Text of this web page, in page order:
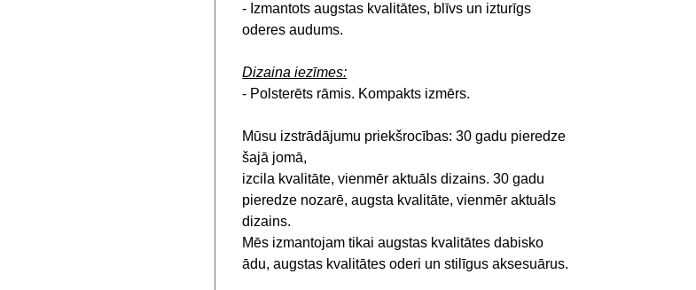
- Izmantots augstas kvalitātes, blīvs un izturīgs
oderes audums.
Dizaina iezīmes:
- Polsterēts rāmis. Kompakts izmērs.
Mūsu izstrādājumu priekšrocības: 30 gadu pieredze
šajā jomā,
izcila kvalitāte, vienmēr aktuāls dizains. 30 gadu
pieredze nozarē, augsta kvalitāte, vienmēr aktuāls
dizains.
Mēs izmantojam tikai augstas kvalitātes dabisko
ādu, augstas kvalitātes oderi un stilīgus aksesuārus.